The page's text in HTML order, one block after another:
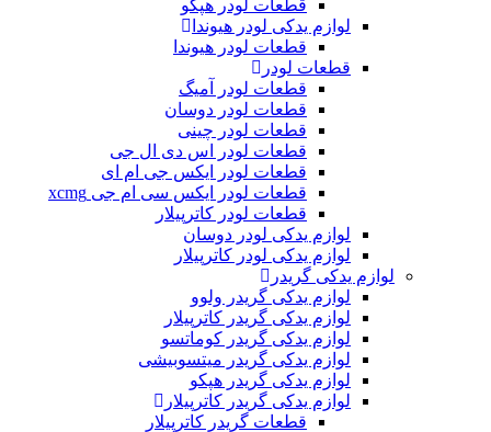
قطعات لودر هپکو
لوازم یدکی لودر هیوندا
قطعات لودر هیوندا
قطعات لودر
قطعات لودر آمیگ
قطعات لودر دوسان
قطعات لودر چینی
قطعات لودر اس دی ال جی
قطعات لودر ایکس جی ام ای
قطعات لودر ایکس سی ام جی xcmg
قطعات لودر کاترپیلار
لوازم یدکی لودر دوسان
لوازم یدکی لودر کاترپیلار
لوازم یدکی گریدر
لوازم یدکی گریدر ولوو
لوازم یدکی گریدر کاترپیلار
لوازم یدکی گریدر کوماتسو
لوازم یدکی گریدر میتسوبیشی
لوازم یدکی گریدر هپکو
لوازم یدکی گریدر کاترپیلار
قطعات گریدر کاترپیلار